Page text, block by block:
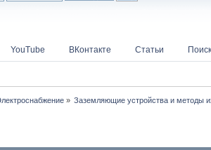
YouTube ВКонтакте Статьи Поиск
» Заземляющие устройства и методы